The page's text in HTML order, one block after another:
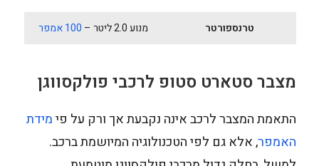
טרנספורטר מנוע 2.0 ליטר – 100 אמפר
מצבר סטארט סטופ לרכבי פולקסווגן
התאמת המצבר לרכב אינה נקבעת אך ורק על פימידת
האמפר, אלא גם לפי הטכנולוגיה המיושמת ברכב.